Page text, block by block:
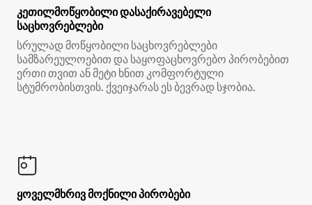
კეთილმოწყობილი დასაქირავებელი
საცხოვრებლები
სრულად მოწყობილი საცხოვრებლები
სამზარეულოებით და საყოფაცხოვრებო პირობებით
ერთი თვით ან მეტი ხნით კომფორტული
სტუმრობისთვის. ქვეიჯარას ეს ბევრად სჯობია.
ყოველმხრივ მოქნილი პირობები